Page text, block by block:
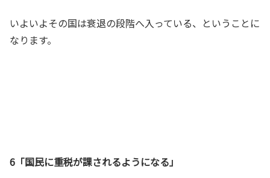
いよいよその国は衰退の段階へ入っている、ということに
なります。
6「国民に重税が課されるようになる」